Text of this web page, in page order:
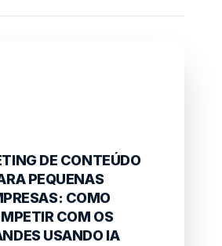
DE CONTEÚDO
PEQUENAS
COMO
COM OS
USANDO IA